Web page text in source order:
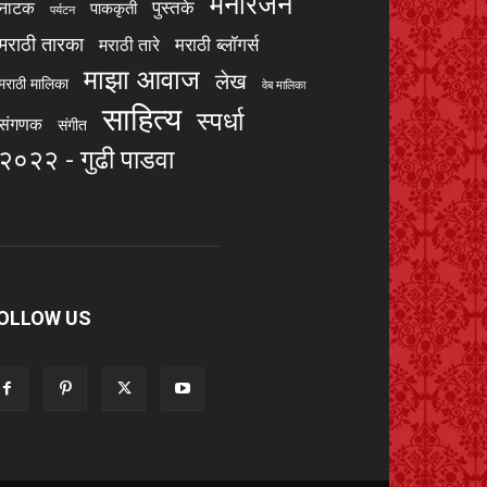
पर्यटन पाककृती पुस्तके
तारका मराठी तारे मराठी ब्लॉगर्स
मालिका माझा आवाज लेख वेब मालिका
संगीत साहित्य स्पर्धा
- गुढी पाडवा
US